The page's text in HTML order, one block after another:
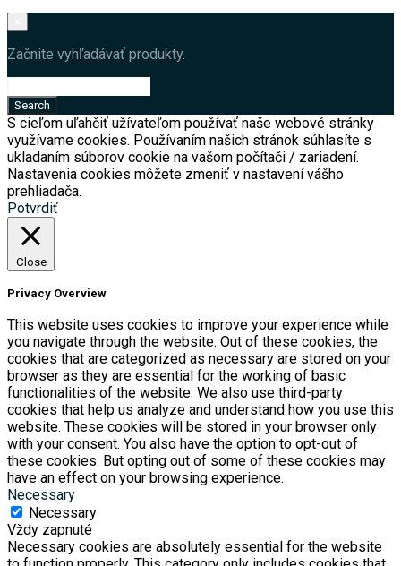
Začnite vyhľadávať produkty.
S cieľom uľahčiť užívateľom používať naše webové stránky
využívame cookies. Používaním našich stránok súhlasíte s
ukladaním súborov cookie na vašom počítači / zariadení.
Nastavenia cookies môžete zmeniť v nastavení vášho
prehliadača.
Potvrdiť
Close
Privacy Overview
This website uses cookies to improve your experience while
you navigate through the website. Out of these cookies, the
cookies that are categorized as necessary are stored on your
browser as they are essential for the working of basic
functionalities of the website. We also use third-party
cookies that help us analyze and understand how you use this
website. These cookies will be stored in your browser only
with your consent. You also have the option to opt-out of
these cookies. But opting out of some of these cookies may
have an effect on your browsing experience.
Necessary
Necessary
Vždy zapnuté
Necessary cookies are absolutely essential for the website